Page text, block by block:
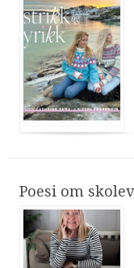
Poesi om